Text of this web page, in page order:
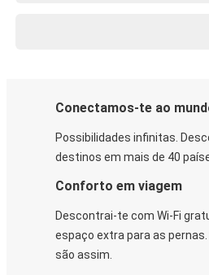
Conectamos-te ao
Possibilidades infinitas.
destinos em mais de 40
Conforto em viagem
Descontrai-te com Wi-Fi
espaço extra para as
são assim.